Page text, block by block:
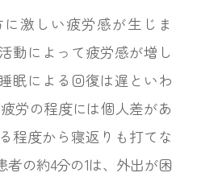
激しい疲労感が生じま
動によって疲労感が増し
眠による回復は遅といわ
労の程度には個人差があ
程度から寝返りも打てな
者の約4分の1は、外出が困